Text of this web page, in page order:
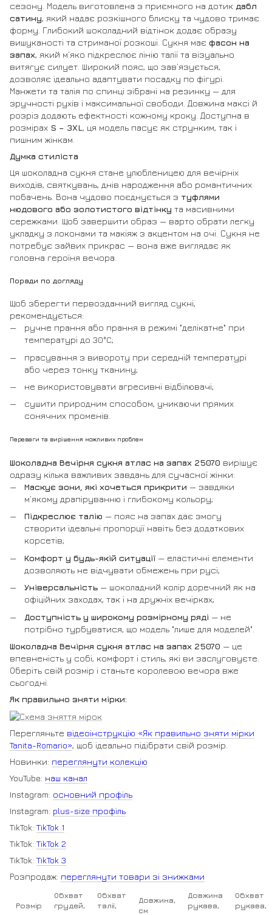
сезону. Модель виготовлена з приємного на дотик дабл
сатину, який надає розкішного блиску та чудово тримає
форму. Глибокий шоколадний відтінок додає образу
вишуканості та стриманої розкоші. Сукня має фасон на
запах, який м’яко підкреслює лінію талії та візуально
витягує силует. Широкий пояс, що зав’язується,
дозволяє ідеально адаптувати посадку по фігурі.
Манжети та талія по спинці зібрані на резинку — для
зручності рухів і максимальної свободи. Довжина максі й
розріз додають ефектності кожному кроку. Доступна в
розмірах S – 3XL, ця модель пасує як струнким, так і
пишним жінкам.
Думка стиліста
Ця шоколадна сукня стане улюбленицею для вечірніх
виходів, святкувань, днів народження або романтичних
побачень. Вона чудово поєднується з туфлями
нюдового або золотистого відтінку та масивними
сережками. Щоб завершити образ — варто обрати легку
укладку з локонами та макіяж з акцентом на очі. Сукня не
потребує зайвих прикрас — вона вже виглядає як
головна героїня вечора.
Поради по догляду
Щоб зберегти первозданний вигляд сукні,
рекомендується:
ручне прання або прання в режимі "делікатне" при
температурі до 30°C;
прасування з вивороту при середній температурі
або через тонку тканину;
не використовувати агресивні відбілювачі;
сушити природним способом, уникаючи прямих
сонячних променів.
Переваги та вирішення можливих проблем
Шоколадна Вечірня сукня атлас на запах 25070 вирішує
одразу кілька важливих завдань для сучасної жінки:
Маскує зони, які хочеться прикрити — завдяки
м’якому драпіруванню і глибокому кольору;
Підкреслює талію — пояс на запах дає змогу
створити ідеальні пропорції навіть без додаткових
корсетів;
Комфорт у будь-якій ситуації — еластичні елементи
дозволяють не відчувати обмежень при русі;
Універсальність — шоколадний колір доречний як на
офіційних заходах, так і на дружніх вечірках;
Доступність у широкому розмірному ряді — не
потрібно турбуватися, що модель "лише для моделей".
Шоколадна Вечірня сукня атлас на запах 25070 — це
впевненість у собі, комфорт і стиль, які ви заслуговуєте.
Оберіть свій розмір і станьте королевою вечора вже
сьогодні.
Як правильно зняти мірки:
Перегляньте відеоінструкцію «Як правильно зняти мірки
Tanita-Romario», щоб ідеально підібрати свій розмір.
Новинки: переглянути колекцію
YouTube: наш канал
Instagram: основний профіль
Instagram: plus-size профіль
TikTok:TikTok 1
TikTok:TikTok 2
TikTok:TikTok 3
Розпродаж: переглянути товари зі знижками
Розмір
Обхват
грудей,
Обхват
талії,
Довжина,
см
Довжина
рукава,
Обхват
рукава,